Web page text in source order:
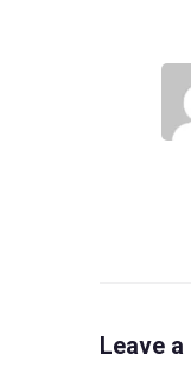
Leave